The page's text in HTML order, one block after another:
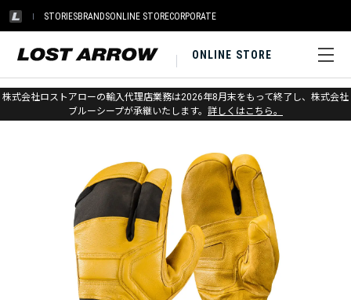
STORIESBRANDSONLINE STORECORPORATE
ONLINE STORE
株式会社ロストアローの輸入代理店業務は2026年8月末をもって終了し、株式会社
ブルーシープが承継いたします。 詳しくはこちら。
ホーム > ブラックダイヤモンド > グローブ > スキー